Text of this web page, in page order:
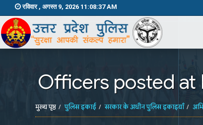
रविवार , अगस्त 9, 2026 11:08:37 AM
Officers posted at
मुख्य पृष्ठ पुलिस इकाई सरकार के अधीन पुलिस इकाइयाँ